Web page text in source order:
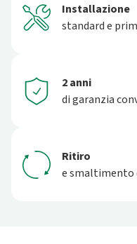
Installazione
standard e
2 anni
di garanzia
Ritiro
e smaltimento